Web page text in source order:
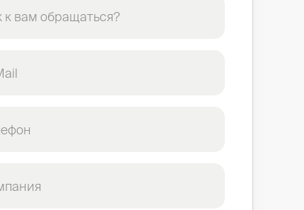
к вам обращаться?